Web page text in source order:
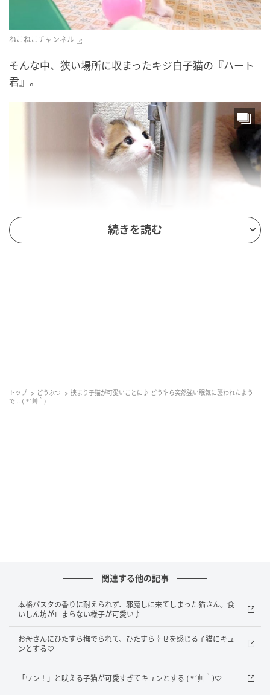
ねこねこチャンネル
そんな中、狭い場所に収まったキジ白子猫の『ハート
君』。
撫でられに何度もやって来る子猫。甘えたい
気持ちが止まらない様子が可愛すぎる♡
の記事をもっとみる
続きを読む
トップ どうぶつ
挟まり子猫が可愛いことに♪ どうやら突然強い眠気に襲われたよう
で… ( *´艸｀)
関連する他の記事
本格パスタの香りに耐えられず、邪魔しに来てしまった猫さん。食
いしん坊が止まらない様子が可愛い♪
お母さんにひたすら撫でられて、ひたすら幸せを感じる子猫にキュ
ンとする♡
「ワン！」と吠える子猫が可愛すぎてキュンとする ( *´艸｀)♡